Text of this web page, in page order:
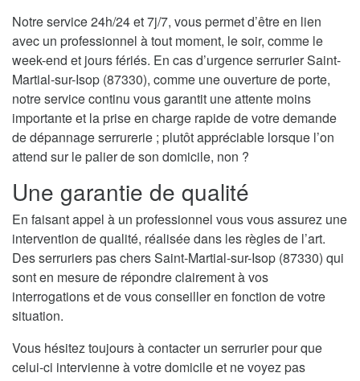
Notre service 24h/24 et 7j/7, vous permet d’être en lien
avec un professionnel à tout moment, le soir, comme le
week-end et jours fériés. En cas d’urgence serrurier Saint-
Martial-sur-Isop (87330), comme une ouverture de porte,
notre service continu vous garantit une attente moins
importante et la prise en charge rapide de votre demande
de dépannage serrurerie ; plutôt appréciable lorsque l’on
attend sur le palier de son domicile, non ?
Une garantie de qualité
En faisant appel à un professionnel vous vous assurez une
intervention de qualité, réalisée dans les règles de l’art.
Des serruriers pas chers Saint-Martial-sur-Isop (87330) qui
sont en mesure de répondre clairement à vos
interrogations et de vous conseiller en fonction de votre
situation.
Vous hésitez toujours à contacter un serrurier pour que
celui-ci intervienne à votre domicile et ne voyez pas